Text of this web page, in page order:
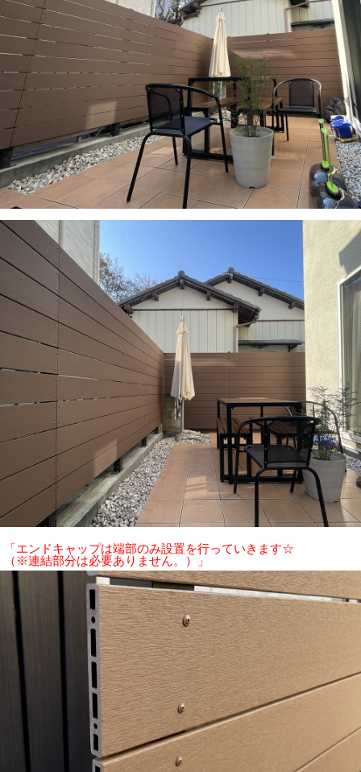
「エンドキャップは端部のみ設置を行っていきます☆
（※連結部分は必要ありません。）」